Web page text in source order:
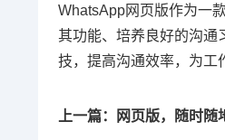
WhatsApp网页版作为一
其功能、培养良好的沟通
技，提高沟通效率，为工
上一篇：网页版，随时随